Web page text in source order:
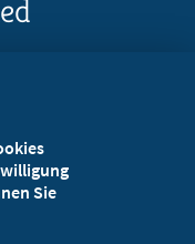
Sie